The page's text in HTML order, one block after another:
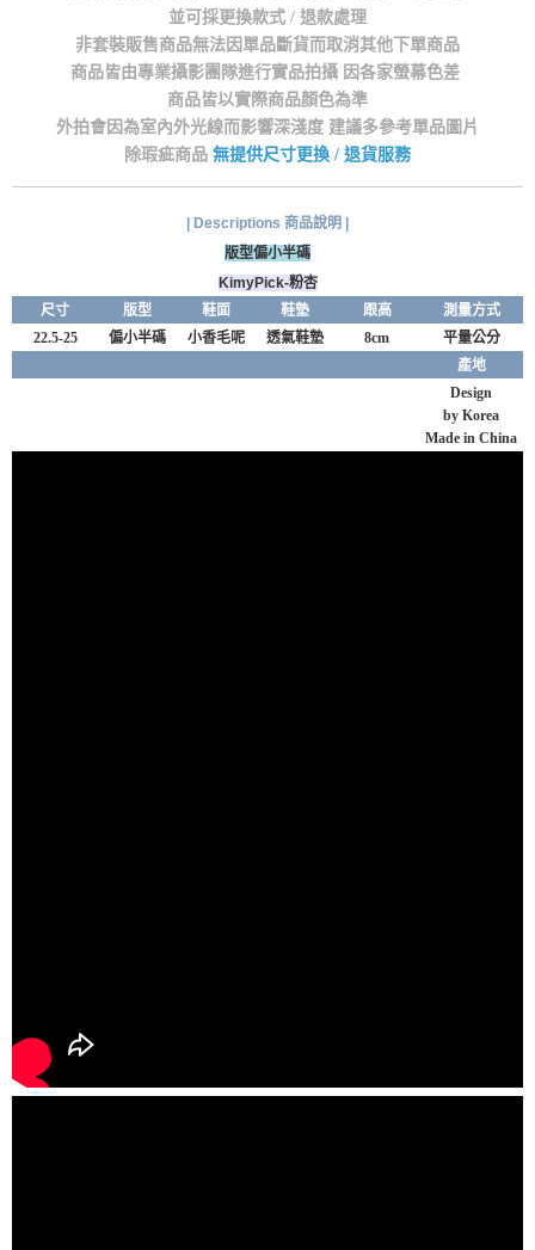
並可採更換款式 / 退款處理
非套裝販售商品無法因單品斷貨而取消其他下單商品
商品皆由專業攝影團隊進行實品拍攝 因各家螢幕色差
商品皆以實際商品顏色為準
外拍會因為室內外光線而影響深淺度 建議多參考單品圖片
除瑕疵商品 無提供尺寸更換 / 退貨服務
| Descriptions 商品說明 |
版型偏小半碼
KimyPick-粉杏
尺寸
版型 鞋面 鞋墊 跟高
測量方式
22.5-25
偏小半碼 小香毛呢 透氣鞋墊 8cm
平量公分
產地
Design
by Korea
Made in China